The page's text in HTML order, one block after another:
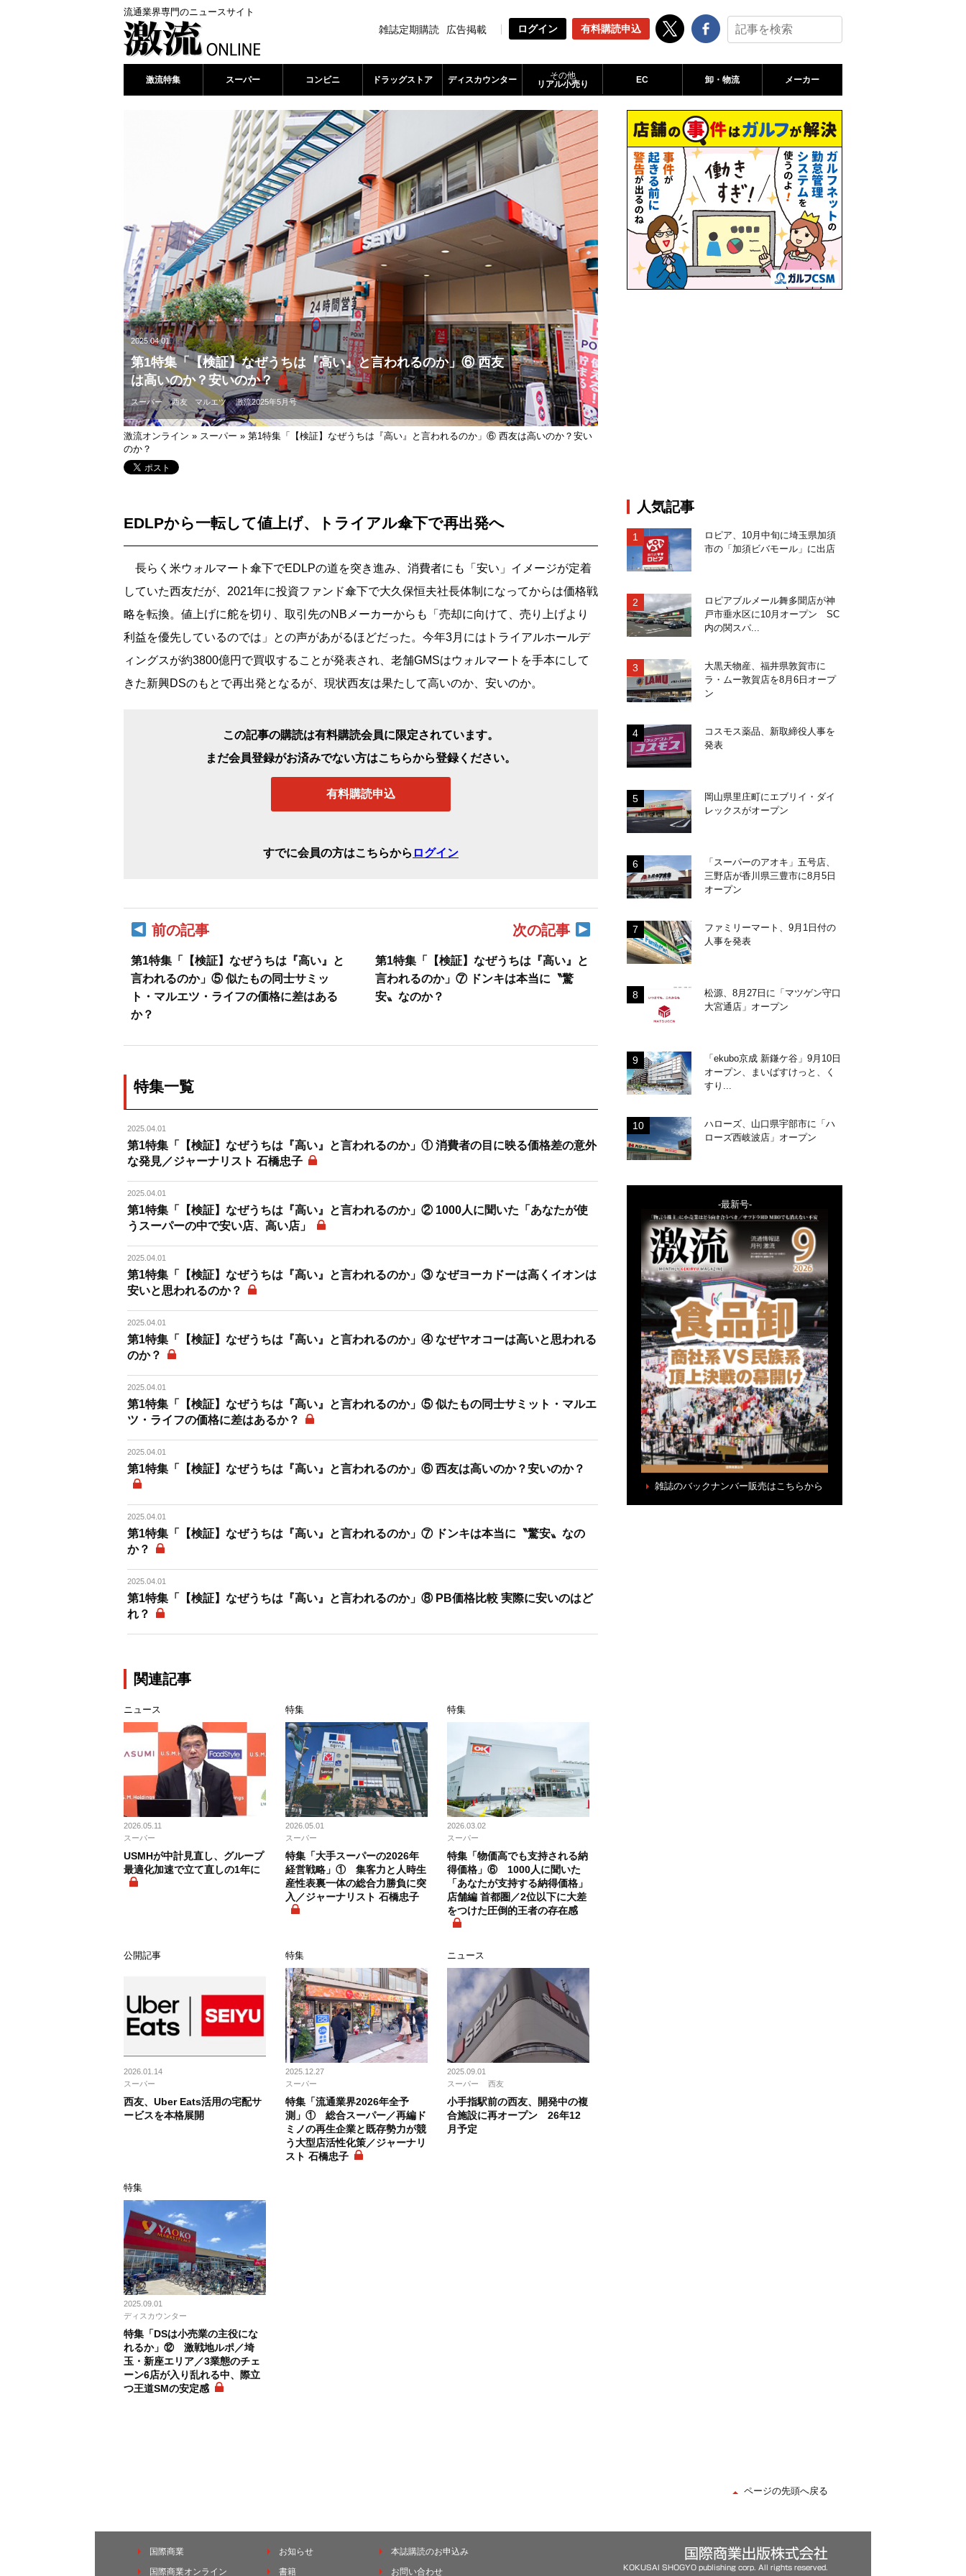
流通業界専門のニュースサイト
雑誌定期購読 広告掲載 ログイン 有料購読申込
激流特集 スーパー コンビニ ドラッグストア ディスカウンター
その他
リアル小売り
EC 卸・物流 メーカー
2025.04.01
第1特集「【検証】なぜうちは『高い』と言われるのか」⑥ 西友
は高いのか？安いのか？
スーパー 西友 マルエツ 激流2025年5月号
激流オンライン » スーパー » 第1特集「【検証】なぜうちは『高い』と言われるのか」⑥ 西友は高いのか？安い
のか？
EDLPから一転して値上げ、トライアル傘下で再出発へ
長らく米ウォルマート傘下でEDLPの道を突き進み、消費者にも「安い」イメージが定着
していた西友だが、2021年に投資ファンド傘下で大久保恒夫社長体制になってからは価格戦
略を転換。値上げに舵を切り、取引先のNBメーカーからも「売却に向けて、売り上げより
利益を優先しているのでは」との声があがるほどだった。今年3月にはトライアルホールデ
ィングスが約3800億円で買収することが発表され、老舗GMSはウォルマートを手本にして
きた新興DSのもとで再出発となるが、現状西友は果たして高いのか、安いのか。
この記事の購読は有料購読会員に限定されています。
まだ会員登録がお済みでない方はこちらから登録ください。
有料購読申込
すでに会員の方はこちらから ログイン
前の記事
第1特集「【検証】なぜうちは『高い』と
言われるのか」⑤ 似たもの同士サミッ
ト・マルエツ・ライフの価格に差はある
か？
次の記事
第1特集「【検証】なぜうちは『高い』と
言われるのか」⑦ ドンキは本当に〝驚
安〟なのか？
特集一覧
2025.04.01
第1特集「【検証】なぜうちは『高い』と言われるのか」① 消費者の目に映る価格差の意外
な発見／ジャーナリスト 石橋忠子
2025.04.01
第1特集「【検証】なぜうちは『高い』と言われるのか」② 1000人に聞いた「あなたが使
うスーパーの中で安い店、高い店」
2025.04.01
第1特集「【検証】なぜうちは『高い』と言われるのか」③ なぜヨーカドーは高くイオンは
安いと思われるのか？
2025.04.01
第1特集「【検証】なぜうちは『高い』と言われるのか」④ なぜヤオコーは高いと思われる
のか？
2025.04.01
第1特集「【検証】なぜうちは『高い』と言われるのか」⑤ 似たもの同士サミット・マルエ
ツ・ライフの価格に差はあるか？
2025.04.01
第1特集「【検証】なぜうちは『高い』と言われるのか」⑥ 西友は高いのか？安いのか？
2025.04.01
第1特集「【検証】なぜうちは『高い』と言われるのか」⑦ ドンキは本当に〝驚安〟なの
か？
2025.04.01
第1特集「【検証】なぜうちは『高い』と言われるのか」⑧ PB価格比較 実際に安いのはど
れ？
関連記事
ニュース
2026.05.11
スーパー
USMHが中計見直し、グループ
最適化加速で立て直しの1年に
特集
2026.05.01
スーパー
特集「大手スーパーの2026年
経営戦略」① 集客力と人時生
産性表裏一体の総合力勝負に突
入／ジャーナリスト 石橋忠子
特集
2026.03.02
スーパー
特集「物価高でも支持される納
得価格」⑥ 1000人に聞いた
「あなたが支持する納得価格」
店舗編 首都圏／2位以下に大差
をつけた圧倒的王者の存在感
公開記事
2026.01.14
スーパー
西友、Uber Eats活用の宅配サ
ービスを本格展開
特集
2025.12.27
スーパー
特集「流通業界2026年全予
測」① 総合スーパー／再編ド
ミノの再生企業と既存勢力が競
う大型店活性化策／ジャーナリ
スト 石橋忠子
ニュース
2025.09.01
スーパー
西友
小手指駅前の西友、開発中の複
合施設に再オープン 26年12
月予定
特集
2025.09.01
ディスカウンター
特集「DSは小売業の主役にな
れるか」⑫ 激戦地ルポ／埼
玉・新座エリア／3業態のチェ
ーン6店が入り乱れる中、際立
つ王道SMの安定感
人気記事
ロピア、10月中旬に埼玉県加須
市の「加須ビバモール」に出店
ロピアブルメール舞多聞店が神
戸市垂水区に10月オープン SC
内の関スパ...
大黒天物産、福井県敦賀市に
ラ・ムー敦賀店を8月6日オープ
ン
コスモス薬品、新取締役人事を
発表
岡山県里庄町にエブリイ・ダイ
レックスがオープン
「スーパーのアオキ」五号店、
三野店が香川県三豊市に8月5日
オープン
ファミリーマート、9月1日付の
人事を発表
松源、8月27日に「マツゲン守口
大宮通店」オープン
「ekubo京成 新鎌ケ谷」9月10日
オープン、まいばすけっと、く
すり...
ハローズ、山口県宇部市に「ハ
ローズ西岐波店」オープン
-最新号-
雑誌のバックナンバー販売はこちらから
ページの先頭へ戻る
国際商業
国際商業オンライン
お知らせ
書籍
本誌購読のお申込み
お問い合わせ